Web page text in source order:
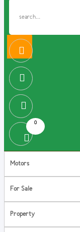
0
Motors
For Sale
Property